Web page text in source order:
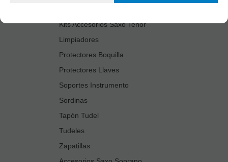
Kits Accesorios Saxo Tenor
Limpiadores
Protectores Boquilla
Protectores Llaves
Soportes Instrumento
Sordinas
Tapón Tudel
Tudeles
Zapatillas